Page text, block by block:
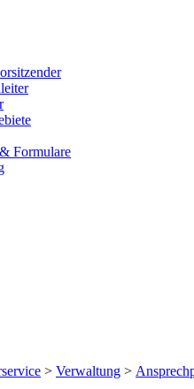
Formulare
> Verwaltung >